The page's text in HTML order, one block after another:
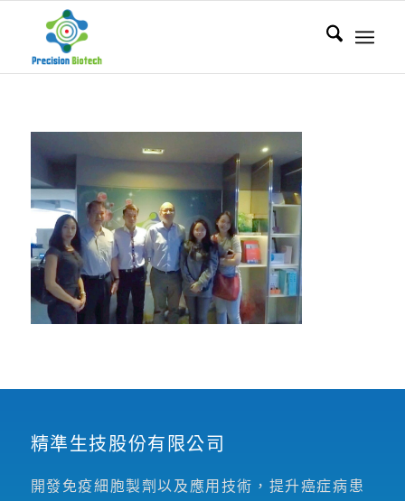
精準生技股份有限公司
開發免疫細胞製劑以及應用技術，提升癌症病患